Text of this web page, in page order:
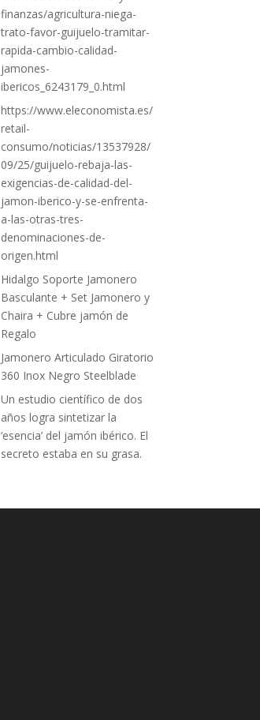
finanzas/agricultura-niega-
trato-favor-guijuelo-tramitar-
rapida-cambio-calidad-
jamones-
ibericos_6243179_0.html
https://www.eleconomista.es/
retail-
consumo/noticias/13537928/
09/25/guijuelo-rebaja-las-
exigencias-de-calidad-del-
jamon-iberico-y-se-enfrenta-
a-las-otras-tres-
denominaciones-de-
origen.html
Hidalgo Soporte Jamonero
Basculante + Set Jamonero y
Chaira + Cubre jamón de
Regalo
Jamonero Articulado Giratorio
360 Inox Negro Steelblade
Un estudio científico de dos
años logra sintetizar la
‘esencia’ del jamón ibérico. El
secreto estaba en su grasa.